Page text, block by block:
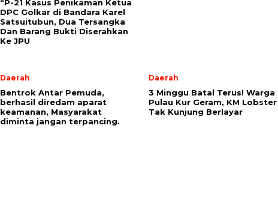
“P-21 Kasus Penikaman Ketua
DPC Golkar di Bandara Karel
Satsuitubun, Dua Tersangka
Dan Barang Bukti Diserahkan
Ke JPU
Daerah
Bentrok Antar Pemuda,
berhasil diredam aparat
keamanan, Masyarakat
diminta jangan terpancing.
Daerah
3 Minggu Batal Terus! Warga
Pulau Kur Geram, KM Lobster
Tak Kunjung Berlayar